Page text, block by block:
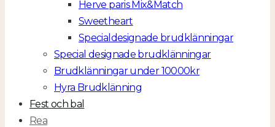
Herve paris Mix&Match
Sweetheart
Specialdesignade brudklänningar
Special designade brudklänningar
Brudklänningar under 10000kr
Hyra Brudklänning
Fest och bal
Rea